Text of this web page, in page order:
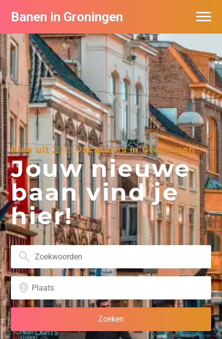
Banen in Groningen
Kies uit2919vacatures in Groningen
Jouw nieuwe
baan vind je
hier!
Vacatures per bedrijf
De populairste vacatures in Groningen
Nieuwsbrief feed